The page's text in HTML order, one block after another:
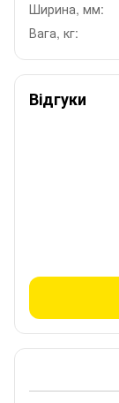
Ширина, мм:
Вага, кг:
Відгуки